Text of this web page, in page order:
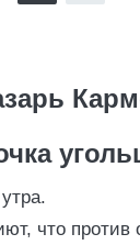
что против